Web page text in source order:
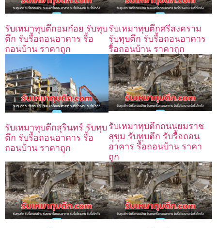
รับเหมาทุบตึกอมก๋อย รับทุบ
ตึก รับรื้อถอนอาคาร รื้อ
ถอนบ้าน ราคาถูก
รับเหมาทุบตึกศรีสงคราม
รับทุบตึก รับรื้อถอนอาคาร
รื้อถอนบ้าน ราคาถูก
รับเหมาทุบตึกสุรินทร์ รับทุบ
ตึก รับรื้อถอนอาคาร รื้อ
ถอนบ้าน ราคาถูก
รับเหมาทุบตึกถนนยมราช
สุขุม รับทุบตึก รับรื้อถอน
อาคาร รื้อถอนบ้าน ราคา
ถูก